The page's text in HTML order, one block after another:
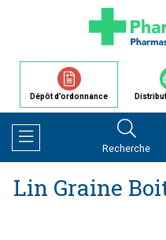
Dépôt d’ordonnance
Afficher la navigation
Recherche
Lin Graine